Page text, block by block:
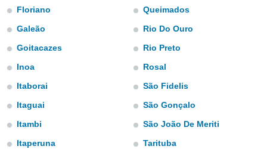
nuestros
en
perfil
más
Floriano
Galeão
Goitacazes
Inoa
Itaborai
Itaguai
Itambi
Itaperuna
Queimados
Rio Do Ouro
Rio Preto
Rosal
São Fidelis
São Gonçalo
São João De Meriti
Tarituba